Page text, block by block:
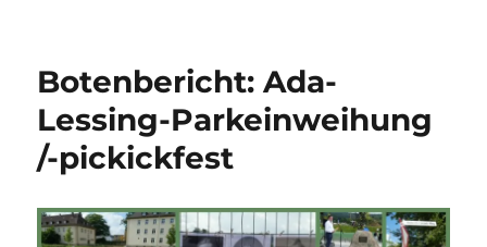
hat
einen
„Paradeplatz“.
Namenswahl
Fragen
auf.
Botenbericht: Ada-
Lessing-Parkeinweihung
/-pickickfest